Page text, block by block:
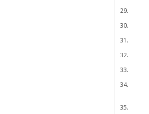
29.
30.
31.
32.
33.
34.
35.